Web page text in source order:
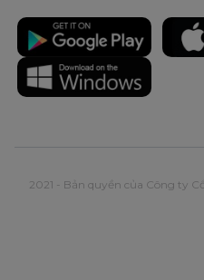
2021 - Bản quyền của Công ty